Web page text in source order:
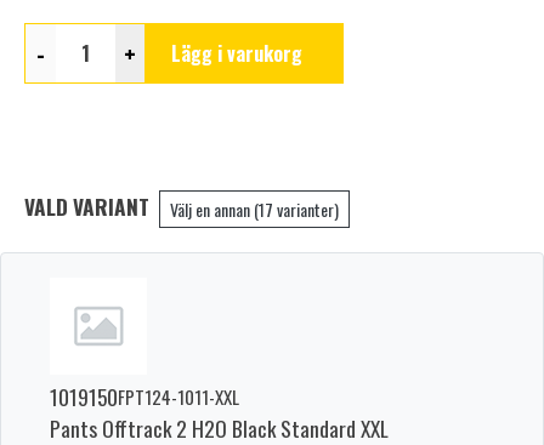
- + Lägg i varukorg
VALD VARIANT Välj en annan (17 varianter)
1019150FPT124-1011-XXL
Pants Offtrack 2 H2O Black Standard XXL